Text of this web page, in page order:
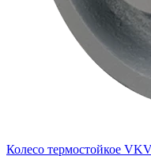
Колесо термостойкое